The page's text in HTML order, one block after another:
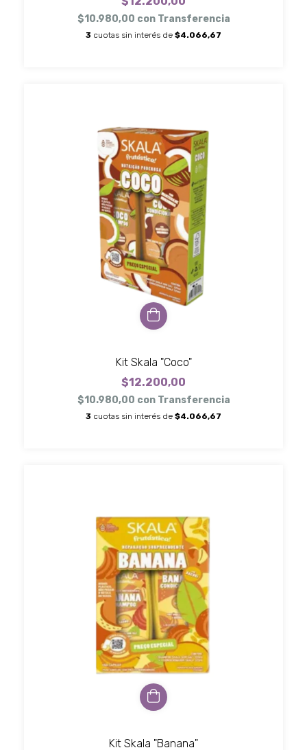
$10.980,00 con Transferencia
3 cuotas sin interés de $4.066,67
Kit Skala "Coco"
$12.200,00
$10.980,00 con Transferencia
3 cuotas sin interés de $4.066,67
Kit Skala "Banana"